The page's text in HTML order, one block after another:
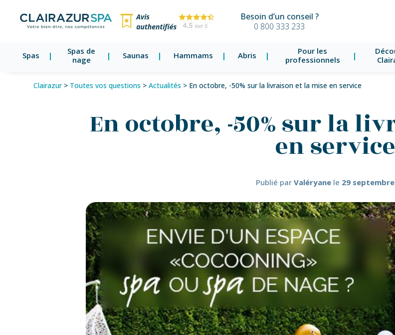
Besoin d’un conseil ?
0 800 333 233
Spas
Spas de
nage
Saunas Hammams Abris
Pour les
professionnels
Clairazur> Toutes vos questions >Actualités > En octobre, -50% sur la livraison et la mise en service
En octobre, -50% sur la
en service
Publié par Valéryane le 29